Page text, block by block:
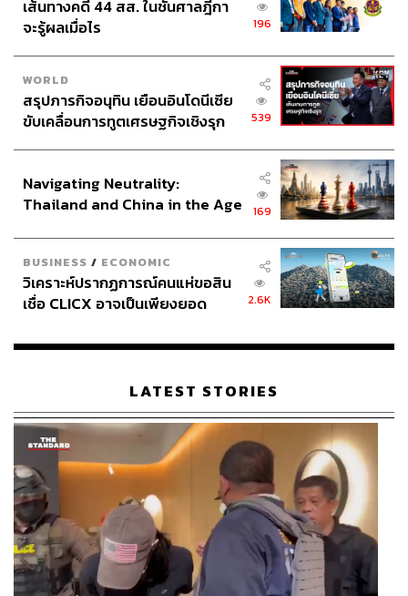
เส้นทางคดี 44 สส. ในชั้นศาลฎีกา
จะรู้ผลเมื่อไร
196
WORLD
สรุปภารกิจอนุทิน เยือนอินโดนีเซีย
ขับเคลื่อนการทูตเศรษฐกิจเชิงรุก
539
Navigating Neutrality:
Thailand and China in the Age
169
BUSINESS / ECONOMIC
วิเคราะห์ปรากฏการณ์คนแห่ขอสิน
เชื่อ CLICX อาจเป็นเพียงยอด
เรือนไทยที่ถูกซุกไว้
2.6K
LATEST STORIES